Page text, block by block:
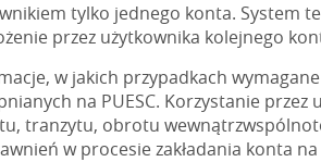
tylko jednego konta. System
przez użytkownika kolejnego
w jakich przypadkach
na PUESC. Korzystanie
tranzytu, obrotu
w procesie zakładania konta